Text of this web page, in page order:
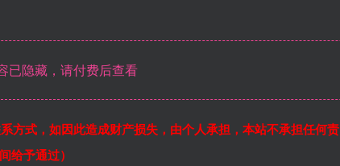
已隐藏，请付费后查看
方式，如因此造成财产损失，由个人承担，本站不承担任何责
给予通过）